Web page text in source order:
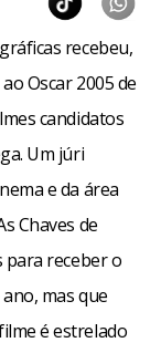
recebeu,
Oscar 2005 de
candidatos
Um júri
e da área
Chaves de
para receber o
mas que
é estrelado